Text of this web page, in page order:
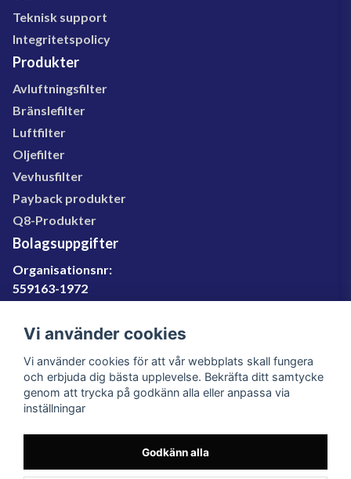
Teknisk support
Integritetspolicy
Produkter
Avluftningsfilter
Bränslefilter
Luftfilter
Oljefilter
Vevhusfilter
Payback produkter
Q8-Produkter
Bolagsuppgifter
Organisationsnr:
559163-1972
SE559163197201
060-566 800
info@filter.se
Vi använder cookies
Vi använder cookies för att vår webbplats skall fungera
och erbjuda dig bästa upplevelse. Bekräfta ditt samtycke
genom att trycka på godkänn alla eller anpassa via
inställningar
Godkänn alla